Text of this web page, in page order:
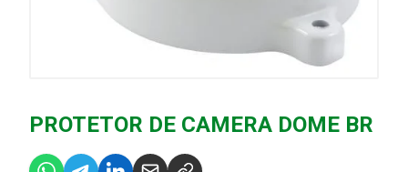
PROTETOR DE CAMERA DOME BR